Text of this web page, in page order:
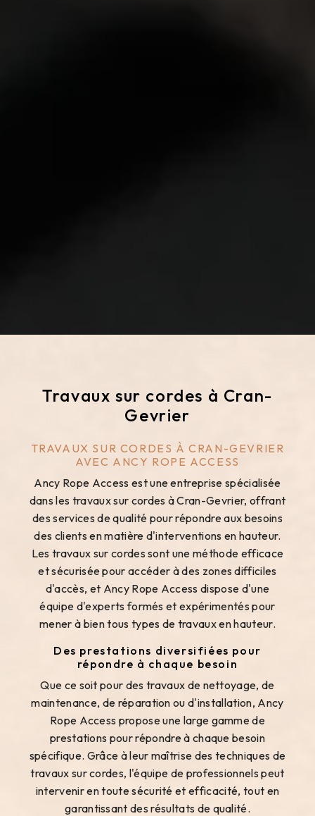
Travaux sur cordes à Cran-
Gevrier
TRAVAUX SUR CORDES À CRAN-GEVRIER
AVEC ANCY ROPE ACCESS
Ancy Rope Access est une entreprise spécialisée
dans les travaux sur cordes à Cran-Gevrier, offrant
des services de qualité pour répondre aux besoins
des clients en matière d'interventions en hauteur.
Les travaux sur cordes sont une méthode efficace
et sécurisée pour accéder à des zones difficiles
d'accès, et Ancy Rope Access dispose d'une
équipe d'experts formés et expérimentés pour
mener à bien tous types de travaux en hauteur.
Des prestations diversifiées pour
répondre à chaque besoin
Que ce soit pour des travaux de nettoyage, de
maintenance, de réparation ou d'installation, Ancy
Rope Access propose une large gamme de
prestations pour répondre à chaque besoin
spécifique. Grâce à leur maîtrise des techniques de
travaux sur cordes, l'équipe de professionnels peut
intervenir en toute sécurité et efficacité, tout en
garantissant des résultats de qualité.